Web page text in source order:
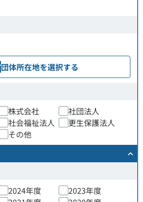
団体所在地を選択する
株式会社
社団法人
社会福祉法人
更生保護法人
その他
2024年度
2023年度